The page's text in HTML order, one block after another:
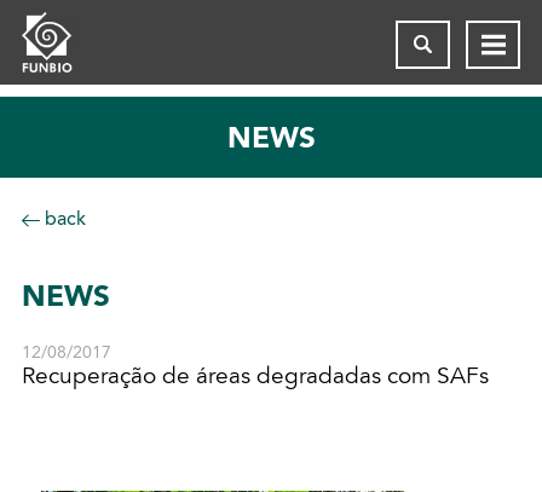
NEWS
back
NEWS
12/08/2017
Recuperação de áreas degradadas com SAFs